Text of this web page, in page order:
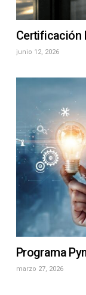
Certificación
junio 12, 2026
Programa
marzo 27, 2026